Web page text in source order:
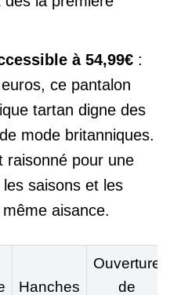
à 54,99€ :
ce pantalon
tartan digne des
mode britanniques.
raisonné pour une
saisons et les
aisance.
Hanches
Ouverture
de